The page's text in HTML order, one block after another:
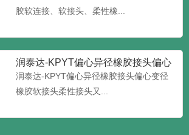
胶软连接、软接头、柔性橡...
润泰达-KPYT偏心异径橡胶接头偏心
变径橡胶软接头柔性接头
润泰达-KPYT偏心异径橡胶接头偏心变径
橡胶软接头柔性接头又...